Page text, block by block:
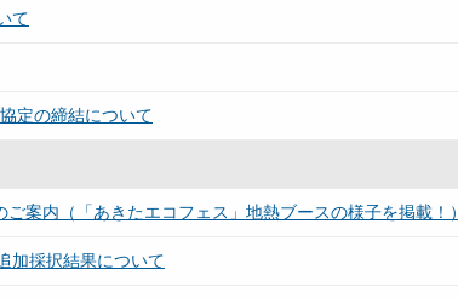
て
定の締結について
案内（「あきたエコフェス」地熱ブースの様子を掲載！
加採択結果について